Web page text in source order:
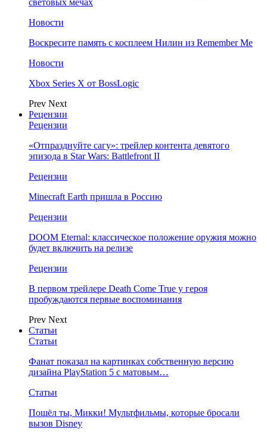
световых мечах
Новости
Воскресите память с косплеем Нилин из Remember Me
Новости
Xbox Series X от BossLogic
Prev Next
Рецензии
Рецензии
«Отпразднуйте сагу»: трейлер контента девятого
эпизода в Star Wars: Battlefront II
Рецензии
Minecraft Earth пришла в Россию
Рецензии
DOOM Eternal: классическое положение оружия можно
будет включить на релизе
Рецензии
В первом трейлере Death Come True у героя
пробуждаются первые воспоминания
Prev Next
Статьи
Статьи
Фанат показал на картинках собственную версию
дизайна PlayStation 5 с матовым…
Статьи
Пошёл ты, Микки! Мультфильмы, которые бросали
вызов Disney